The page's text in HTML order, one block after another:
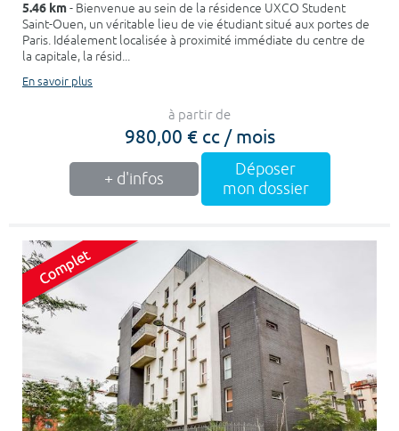
5.46 km- Bienvenue au sein de la résidence UXCO Student
Saint-Ouen, un véritable lieu de vie étudiant situé aux portes de
Paris. Idéalement localisée à proximité immédiate du centre de
la capitale, la résid...
En savoir plus
à partir de
980,00 € cc / mois
+ d'infos
Déposer
mon dossier